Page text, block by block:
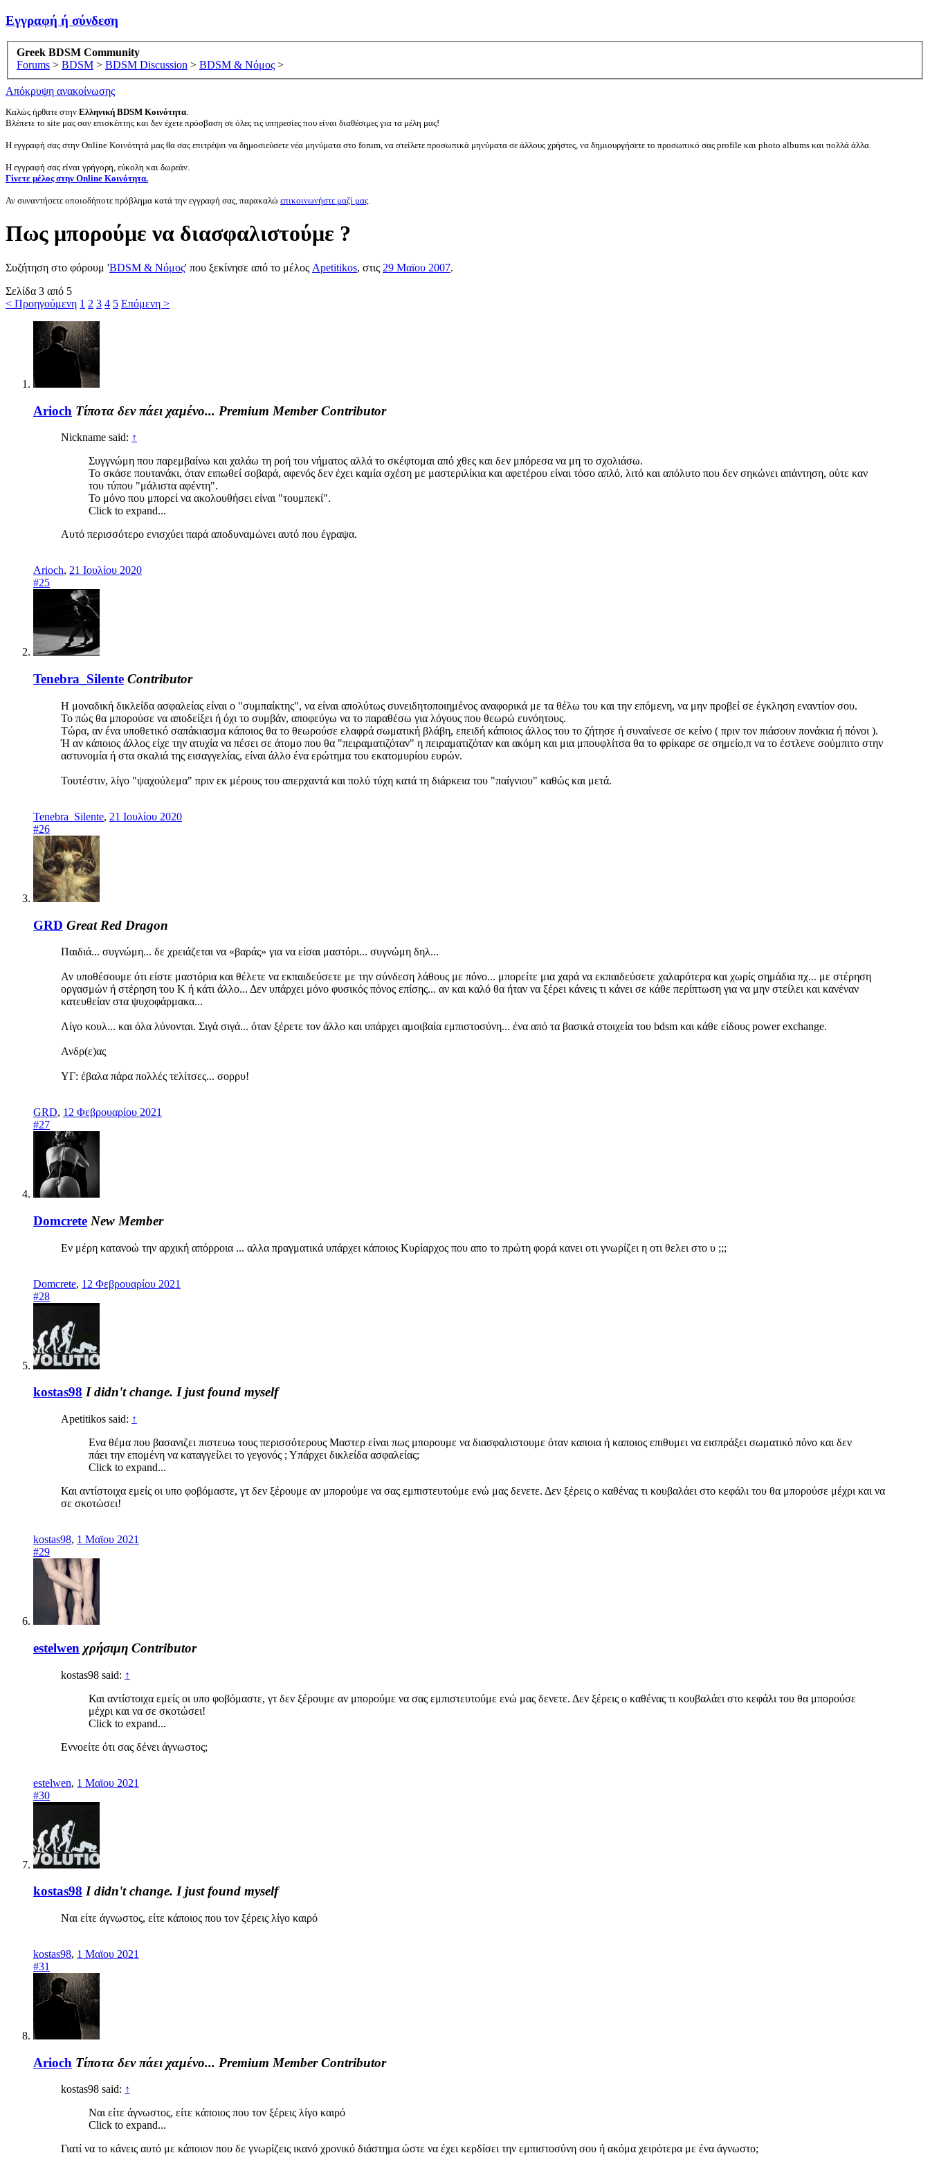
Εγγραφή ή σύνδεση
Greek BDSM Community
Forums > BDSM > BDSM Discussion > BDSM & Νόμος >
Απόκρυψη ανακοίνωσης
Καλώς ήρθατε στην Ελληνική BDSM Κοινότητα.
Βλέπετε το site μας σαν επισκέπτης και δεν έχετε πρόσβαση σε όλες τις υπηρεσίες που είναι διαθέσιμες για τα μέλη μας!
Η εγγραφή σας στην Online Κοινότητά μας θα σας επιτρέψει να δημοσιεύσετε νέα μηνύματα στο forum, να στείλετε προσωπικά μηνύματα σε άλλους χρήστες, να δημιουργήσετε το προσωπικό σας profile και photo albums και πολλά άλλα.
Η εγγραφή σας είναι γρήγορη, εύκολη και δωρεάν.
Γίνετε μέλος στην Online Κοινότητα.
Αν συναντήσετε οποιοδήποτε πρόβλημα κατά την εγγραφή σας, παρακαλώ επικοινωνήστε μαζί μας.
Πως μπορούμε να διασφαλιστούμε ?
Συζήτηση στο φόρουμ 'BDSM & Νόμος' που ξεκίνησε από το μέλος Apetitikos, στις 29 Μαϊου 2007.
Σελίδα 3 από 5
< Προηγούμενη 1 2 3 4 5 Επόμενη >
Arioch Τίποτα δεν πάει χαμένο... Premium Member Contributor
Nickname said: ↑
Συγγνώμη που παρεμβαίνω και χαλάω τη ροή του νήματος αλλά το σκέφτομαι από χθες και δεν μπόρεσα να μη το σχολιάσω.
Το σκάσε πουτανάκι, όταν ειπωθεί σοβαρά, αφενός δεν έχει καμία σχέση με μαστεριλίκια και αφετέρου είναι τόσο απλό, λιτό και απόλυτο που δεν σηκώνει απάντηση, ούτε καν
του τύπου "μάλιστα αφέντη".
Το μόνο που μπορεί να ακολουθήσει είναι "τουμπεκί".
Click to expand...
Αυτό περισσότερο ενισχύει παρά αποδυναμώνει αυτό που έγραψα.
Arioch, 21 Ιουλίου 2020
#25
Tenebra_Silente Contributor
Η μοναδική δικλείδα ασφαλείας είναι ο "συμπαίκτης", να είναι απολύτως συνειδητοποιημένος αναφορικά με τα θέλω του και την επόμενη, να μην προβεί σε έγκληση εναντίον σου.
Το πώς θα μπορούσε να αποδείξει ή όχι το συμβάν, αποφεύγω να το παραθέσω για λόγους που θεωρώ ευνόητους.
Τώρα, αν ένα υποθετικό σαπάκιασμα κάποιος θα το θεωρούσε ελαφρά σωματική βλάβη, επειδή κάποιος άλλος του το ζήτησε ή συναίνεσε σε κείνο ( πριν τον πιάσουν πονάκια ή πόνοι ).
Ή αν κάποιος άλλος είχε την ατυχία να πέσει σε άτομο που θα "πειραματιζόταν" η πειραματιζόταν και ακόμη και μια μπουφλίτσα θα το φρίκαρε σε σημείο,π να το έστλενε σούμπιτο στην
αστυνομία ή στα σκαλιά της εισαγγελίας, είναι άλλο ένα ερώτημα του εκατομυρίου ευρών.
Τουτέστιν, λίγο "ψαχούλεμα" πριν εκ μέρους του απερχαντά και πολύ τύχη κατά τη διάρκεια του "παίγνιου" καθώς και μετά.
Tenebra_Silente, 21 Ιουλίου 2020
#26
GRD Great Red Dragon
Παιδιά... συγνώμη... δε χρειάζεται να «βαράς» για να είσαι μαστόρι... συγνώμη δηλ...
Αν υποθέσουμε ότι είστε μαστόρια και θέλετε να εκπαιδεύσετε με την σύνδεση λάθους με πόνο... μπορείτε μια χαρά να εκπαιδεύσετε χαλαρότερα και χωρίς σημάδια πχ... με στέρηση
οργασμών ή στέρηση του Κ ή κάτι άλλο... Δεν υπάρχει μόνο φυσικός πόνος επίσης... αν και καλό θα ήταν να ξέρει κάνεις τι κάνει σε κάθε περίπτωση για να μην στείλει και κανέναν
κατευθείαν στα ψυχοφάρμακα...
Λίγο κουλ... και όλα λύνονται. Σιγά σιγά... όταν ξέρετε τον άλλο και υπάρχει αμοιβαία εμπιστοσύνη... ένα από τα βασικά στοιχεία του bdsm και κάθε είδους power exchange.
Ανδρ(ε)ας
ΥΓ: έβαλα πάρα πολλές τελίτσες... σορρυ!
GRD, 12 Φεβρουαρίου 2021
#27
Domcrete New Member
Εν μέρη κατανοώ την αρχική απόρροια ... αλλα πραγματικά υπάρχει κάποιος Κυρίαρχος που απο το πρώτη φορά κανει οτι γνωρίζει η οτι θελει στο υ ;;;
Domcrete, 12 Φεβρουαρίου 2021
#28
kostas98 I didn't change. I just found myself
Apetitikos said: ↑
Ενα θέμα που βασανιζει πιστευω τους περισσότερους Μαστερ είναι πως μπορουμε να διασφαλιστουμε όταν καποια ή καποιος επιθυμει να εισπράξει σωματικό πόνο και δεν
πάει την επομένη να καταγγείλει το γεγονός ; Υπάρχει δικλείδα ασφαλείας;
Click to expand...
Και αντίστοιχα εμείς οι υπο φοβόμαστε, γτ δεν ξέρουμε αν μπορούμε να σας εμπιστευτούμε ενώ μας δενετε. Δεν ξέρεις ο καθένας τι κουβαλάει στο κεφάλι του θα μπορούσε μέχρι και να
σε σκοτώσει!
kostas98, 1 Μαϊου 2021
#29
estelwen χρήσιμη Contributor
kostas98 said: ↑
Και αντίστοιχα εμείς οι υπο φοβόμαστε, γτ δεν ξέρουμε αν μπορούμε να σας εμπιστευτούμε ενώ μας δενετε. Δεν ξέρεις ο καθένας τι κουβαλάει στο κεφάλι του θα μπορούσε
μέχρι και να σε σκοτώσει!
Click to expand...
Εννοείτε ότι σας δένει άγνωστος;
estelwen, 1 Μαϊου 2021
#30
kostas98 I didn't change. I just found myself
Ναι είτε άγνωστος, είτε κάποιος που τον ξέρεις λίγο καιρό
kostas98, 1 Μαϊου 2021
#31
Arioch Τίποτα δεν πάει χαμένο... Premium Member Contributor
kostas98 said: ↑
Ναι είτε άγνωστος, είτε κάποιος που τον ξέρεις λίγο καιρό
Click to expand...
Γιατί να το κάνεις αυτό με κάποιον που δε γνωρίζεις ικανό χρονικό διάστημα ώστε να έχει κερδίσει την εμπιστοσύνη σου ή ακόμα χειρότερα με ένα άγνωστο;